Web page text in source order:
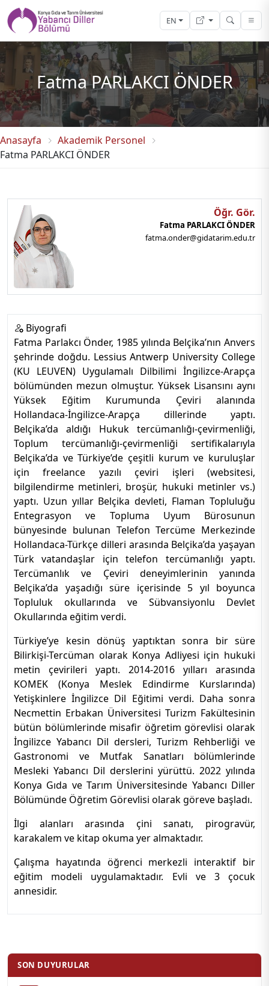
EN
Fatma PARLAKCI ÖNDER
Anasayfa
Akademik Personel
Fatma PARLAKCI ÖNDER
Öğr. Gör.
Fatma PARLAKCI ÖNDER
fatma.onder@gidatarim.edu.tr
Biyografi
Fatma Parlakcı Önder, 1985 yılında Belçika’nın Anvers
şehrinde doğdu. Lessius Antwerp University College
(KU LEUVEN) Uygulamalı Dilbilimi İngilizce-Arapça
bölümünden mezun olmuştur. Yüksek Lisansını aynı
Yüksek Eğitim Kurumunda Çeviri alanında
Hollandaca-İngilizce-Arapça dillerinde yaptı.
Belçika’da aldığı Hukuk tercümanlığı-çevirmenliği,
Toplum tercümanlığı-çevirmenliği sertifikalarıyla
Belçika’da ve Türkiye’de çeşitli kurum ve kuruluşlar
için freelance yazılı çeviri işleri (websitesi,
bilgilendirme metinleri, broşür, hukuki metinler vs.)
yaptı. Uzun yıllar Belçika devleti, Flaman Topluluğu
Entegrasyon ve Topluma Uyum Bürosunun
bünyesinde bulunan Telefon Tercüme Merkezinde
Hollandaca-Türkçe dilleri arasında Belçika’da yaşayan
Türk vatandaşlar için telefon tercümanlığı yaptı.
Tercümanlık ve Çeviri deneyimlerinin yanında
Belçika’da yaşadığı süre içerisinde 5 yıl boyunca
Topluluk okullarında ve Sübvansiyonlu Devlet
Okullarında eğitim verdi.
Türkiye’ye kesin dönüş yaptıktan sonra bir süre
Bilirkişi-Tercüman olarak Konya Adliyesi için hukuki
metin çevirileri yaptı. 2014-2016 yılları arasında
KOMEK (Konya Meslek Edindirme Kurslarında)
Yetişkinlere İngilizce Dil Eğitimi verdi. Daha sonra
Necmettin Erbakan Üniversitesi Turizm Fakültesinin
bütün bölümlerinde misafir öğretim görevlisi olarak
İngilizce Yabancı Dil dersleri, Turizm Rehberliği ve
Gastronomi ve Mutfak Sanatları bölümlerinde
Mesleki Yabancı Dil derslerini yürüttü. 2022 yılında
Konya Gıda ve Tarım Üniversitesinde Yabancı Diller
Bölümünde Öğretim Görevlisi olarak göreve başladı.
İlgi alanları arasında çini sanatı, pirogravür,
karakalem ve kitap okuma yer almaktadır.
Çalışma hayatında öğrenci merkezli interaktif bir
eğitim modeli uygulamaktadır. Evli ve 3 çocuk
annesidir.
SON DUYURULAR